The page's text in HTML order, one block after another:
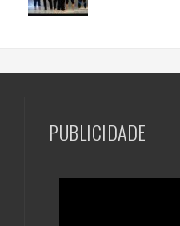
PUBLICIDADE